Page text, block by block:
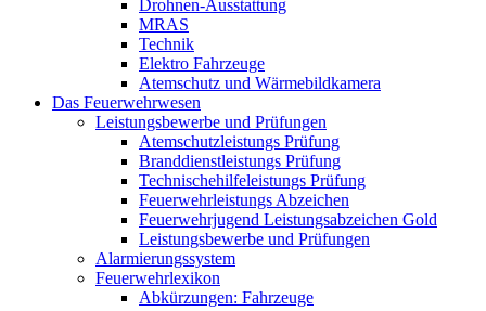
Drohnen-Ausstattung
MRAS
Technik
Elektro Fahrzeuge
Atemschutz und Wärmebildkamera
Das Feuerwehrwesen
Leistungsbewerbe und Prüfungen
Atemschutzleistungs Prüfung
Branddienstleistungs Prüfung
Technischehilfeleistungs Prüfung
Feuerwehrleistungs Abzeichen
Feuerwehrjugend Leistungsabzeichen Gold
Leistungsbewerbe und Prüfungen
Alarmierungssystem
Feuerwehrlexikon
Abkürzungen: Fahrzeuge